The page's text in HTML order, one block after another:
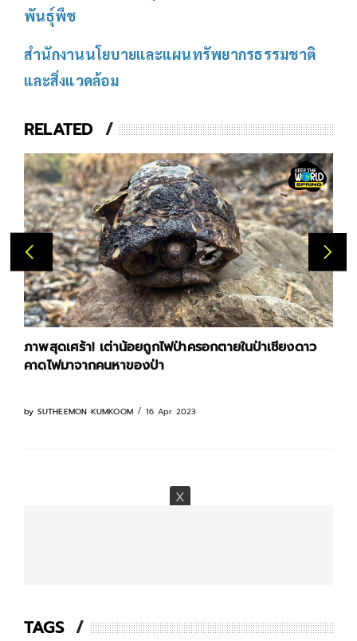
พันธุ์พืช
สำนักงานนโยบายและแผนทรัพยากรธรรมชาติ
และสิ่งแวดล้อม
RELATED
ภาพสุดเศร้า! เต่าน้อยถูกไฟป่าครอกตายในป่าเชียงดาว
คาดไฟมาจากคนหาของป่า
by SUTHEEMON KUMKOOM 16 Apr 2023
TAGS